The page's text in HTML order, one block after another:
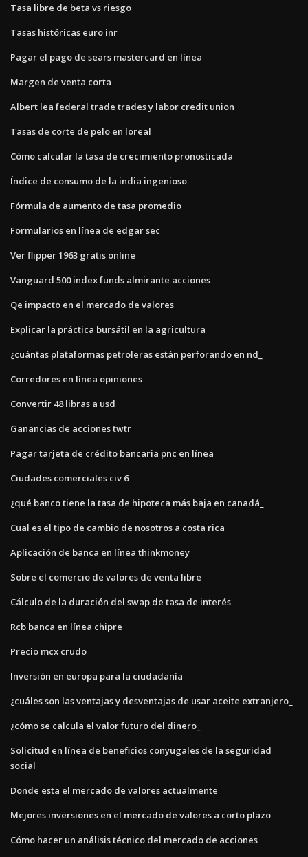
Tasa libre de beta vs riesgo
Tasas históricas euro inr
Pagar el pago de sears mastercard en línea
Margen de venta corta
Albert lea federal trade trades y labor credit union
Tasas de corte de pelo en loreal
Cómo calcular la tasa de crecimiento pronosticada
Índice de consumo de la india ingenioso
Fórmula de aumento de tasa promedio
Formularios en línea de edgar sec
Ver flipper 1963 gratis online
Vanguard 500 index funds almirante acciones
Qe impacto en el mercado de valores
Explicar la práctica bursátil en la agricultura
¿cuántas plataformas petroleras están perforando en nd_
Corredores en línea opiniones
Convertir 48 libras a usd
Ganancias de acciones twtr
Pagar tarjeta de crédito bancaria pnc en línea
Ciudades comerciales civ 6
¿qué banco tiene la tasa de hipoteca más baja en canadá_
Cual es el tipo de cambio de nosotros a costa rica
Aplicación de banca en línea thinkmoney
Sobre el comercio de valores de venta libre
Cálculo de la duración del swap de tasa de interés
Rcb banca en línea chipre
Precio mcx crudo
Inversión en europa para la ciudadanía
¿cuáles son las ventajas y desventajas de usar aceite extranjero_
¿cómo se calcula el valor futuro del dinero_
Solicitud en línea de beneficios conyugales de la seguridad
social
Donde esta el mercado de valores actualmente
Mejores inversiones en el mercado de valores a corto plazo
Cómo hacer un análisis técnico del mercado de acciones